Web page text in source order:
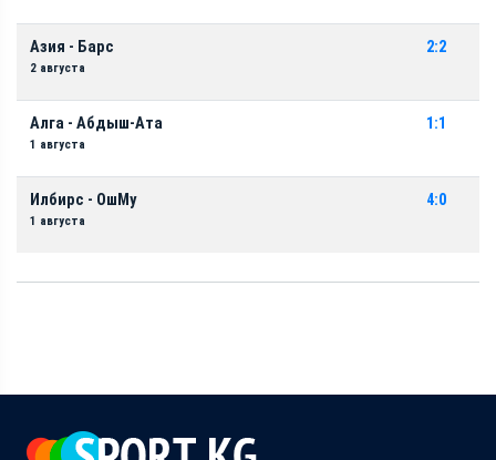
Азия - Барс
2 августа
2:2
Алга - Абдыш-Ата
1 августа
1:1
Илбирс - ОшМу
1 августа
4:0